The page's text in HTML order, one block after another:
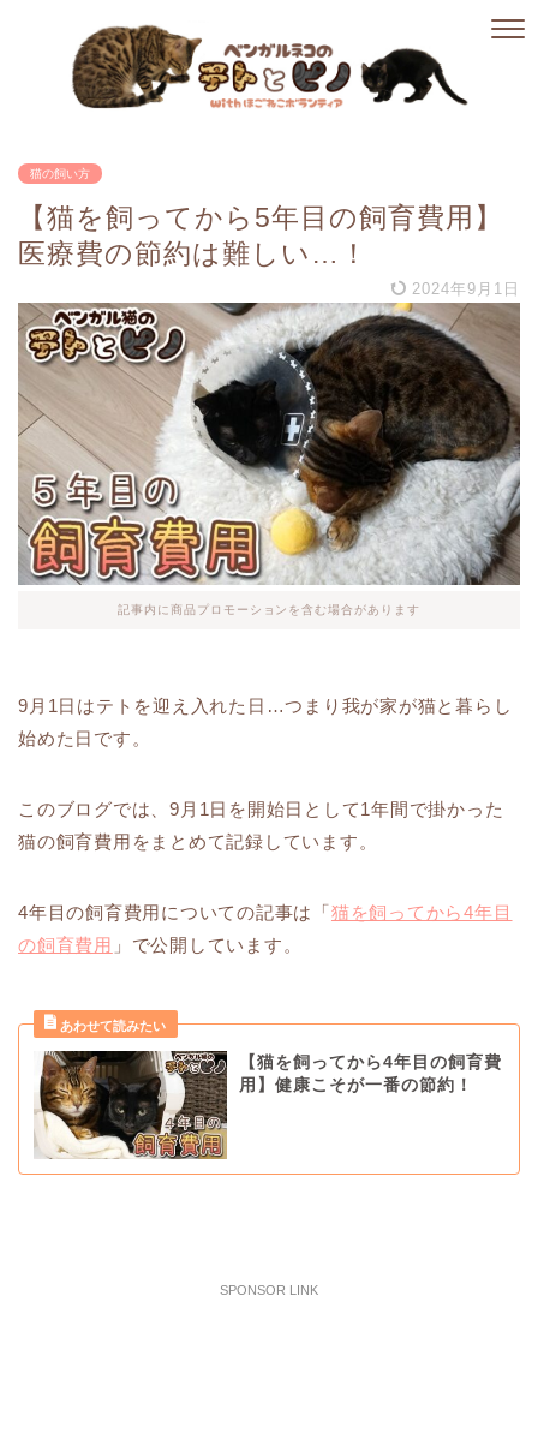
猫の飼い方
【猫を飼ってから5年目の飼育費用】
医療費の節約は難しい…！
2024年9月1日
記事内に商品プロモーションを含む場合があります
9月1日はテトを迎え入れた日…つまり我が家が猫と暮らし
始めた日です。
このブログでは、9月1日を開始日として1年間で掛かった
猫の飼育費用をまとめて記録しています。
4年目の飼育費用についての記事は「猫を飼ってから4年目
の飼育費用 」で公開しています。
【猫を飼ってから4年目の飼育費
用】健康こそが一番の節約！
SPONSOR LINK